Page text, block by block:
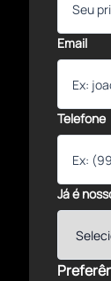
Email
Telefone
Já é